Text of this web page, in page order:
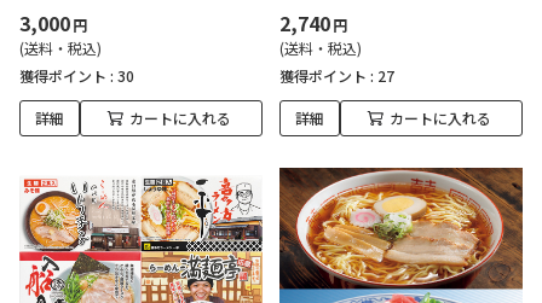
3,000円
(送料・税込)
獲得ポイント : 30
詳細 カートに入れる
2,740円
(送料・税込)
獲得ポイント : 27
詳細 カートに入れる